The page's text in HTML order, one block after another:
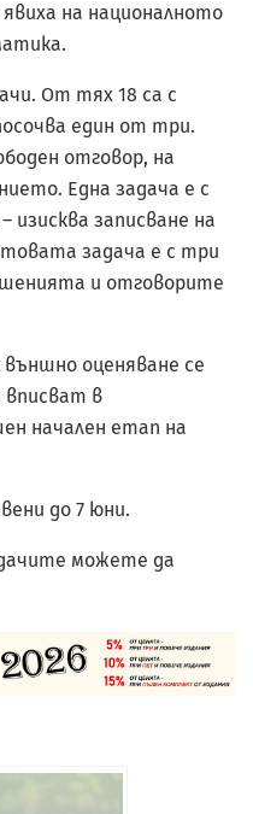
на националното
От тях 18 са с
един от три.
отговор, на
Една задача е с
изисква записване на
задача е с три
и отговорите
оценяване се
вписват в
начален етап на
до 7 юни.
можете да